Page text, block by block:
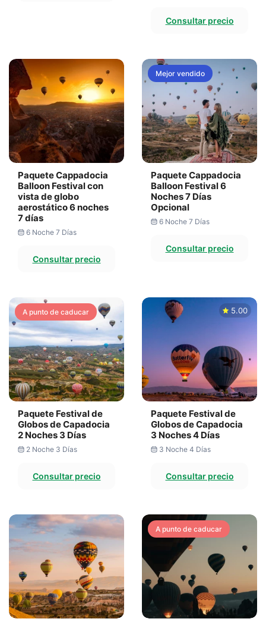
Consultar precio
Paquete Cappadocia
Balloon Festival con
vista de globo
aerostático 6 noches
7 días
6 Noche 7 Días
Consultar precio
Mejor vendido
Paquete Cappadocia
Balloon Festival 6
Noches 7 Días
Opcional
6 Noche 7 Días
Consultar precio
A punto de caducar
Paquete Festival de
Globos de Capadocia
2 Noches 3 Días
2 Noche 3 Días
Consultar precio
5.00
Paquete Festival de
Globos de Capadocia
3 Noches 4 Días
3 Noche 4 Días
Consultar precio
A punto de caducar